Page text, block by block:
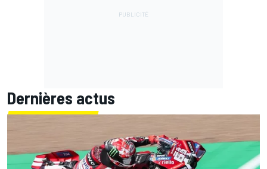
Dernières actus